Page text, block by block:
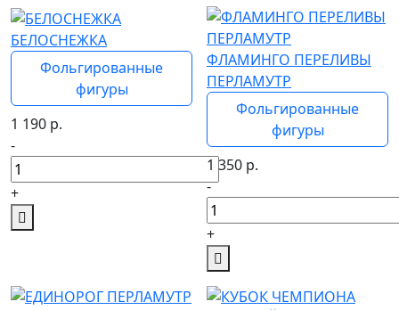
БЕЛОСНЕЖКА
Фольгированные
фигуры
1 190 р.
-
+
ФЛАМИНГО ПЕРЕЛИВЫ
ПЕРЛАМУТР
Фольгированные
фигуры
1 350 р.
-
+